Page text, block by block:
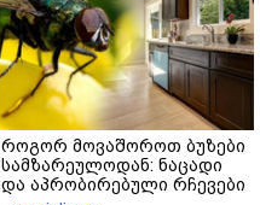
როგორ მოვაშოროთ ბუზები
სამზარეულოდან: ნაცადი
და აპრობირებული რჩევები